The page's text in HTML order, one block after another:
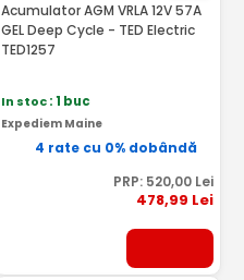
Acumulator AGM VRLA 12V 57A
GEL Deep Cycle - TED Electric
TED1257
In stoc: 1 buc
Expediem Maine
4 rate cu 0% dobândă
PRP: 520,00 Lei
478,99 Lei